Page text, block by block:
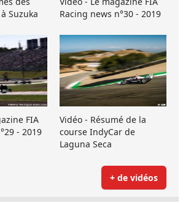
Suzuka
Racing news n°30 - 2019
FIA
- 2019
Vidéo - Résumé de la
course IndyCar de
Laguna Seca
+ de vidéos